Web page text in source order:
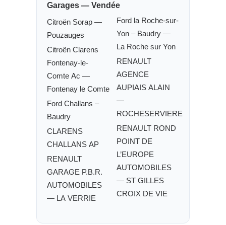
Garages — Vendée
Citroën Sorap —
Pouzauges
Citroën Clarens
Fontenay-le-
Comte Ac —
Fontenay le Comte
Ford Challans –
Baudry
CLARENS
CHALLANS AP
RENAULT
GARAGE P.B.R.
AUTOMOBILES
— LA VERRIE
Ford la Roche-sur-
Yon – Baudry —
La Roche sur Yon
RENAULT
AGENCE
AUPIAIS ALAIN
—
ROCHESERVIERE
RENAULT ROND
POINT DE
L’EUROPE
AUTOMOBILES
— ST GILLES
CROIX DE VIE